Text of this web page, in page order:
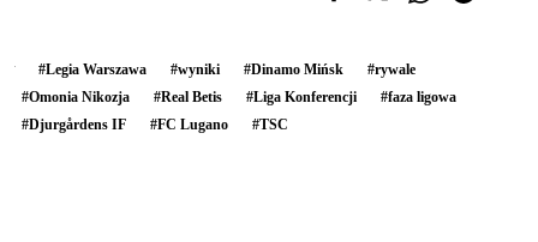
#Legia Warszawa #wyniki #Dinamo Mińsk #rywale
#Omonia Nikozja #Real Betis #Liga Konferencji #faza ligowa
#Djurgårdens IF #FC Lugano #TSC